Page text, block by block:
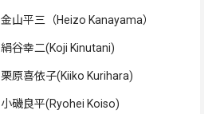
金山平三（Heizo Kanayama）
絹谷幸二(Koji Kinutani)
栗原喜依子(Kiiko Kurihara)
小磯良平(Ryohei Koiso)